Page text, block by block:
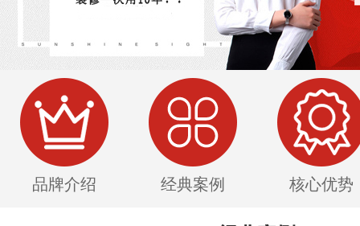
品牌介绍 经典案例 核心优势